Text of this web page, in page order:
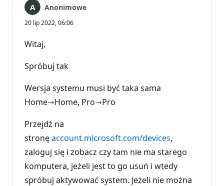
Anonimowe
20 lip 2022, 06:06
Witaj,
Spróbuj tak
Wersja systemu musi być taka sama
Home→Home, Pro→Pro
Przejdź na
stronęaccount.microsoft.com/devices,
zaloguj się i zobacz czy tam nie ma starego
komputera, jeżeli jest to go usuń i wtedy
spróbuj aktywować system. Jeżeli nie można